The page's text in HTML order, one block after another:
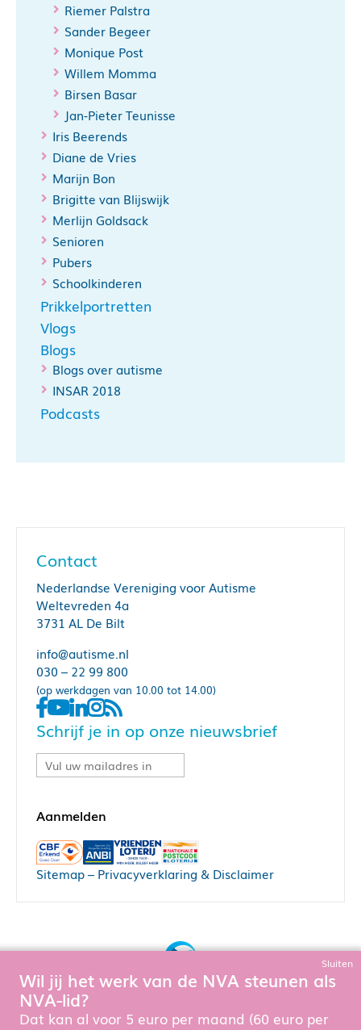
Riemer Palstra
Sander Begeer
Monique Post
Willem Momma
Birsen Basar
Jan-Pieter Teunisse
Iris Beerends
Diane de Vries
Marijn Bon
Brigitte van Blijswijk
Merlijn Goldsack
Senioren
Pubers
Schoolkinderen
Prikkelportretten
Vlogs
Blogs
Blogs over autisme
INSAR 2018
Podcasts
Contact
Nederlandse Vereniging voor Autisme
Weltevreden 4a
3731 AL De Bilt
info@autisme.nl
030 – 22 99 800
(op werkdagen van 10.00 tot 14.00)
Schrijf je in op onze nieuwsbrief
Sitemap– Privacyverklaring & Disclaimer
Om de website goed te laten functioneren en te verbeteren
Sluiten
Wil jij het werk van de NVA steunen als
NVA-lid?
Dat kan al voor 5 euro per maand (60 euro per